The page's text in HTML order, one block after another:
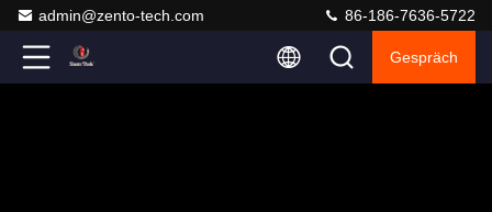
admin@zento-tech.com 86-186-7636-5722
Gespräch